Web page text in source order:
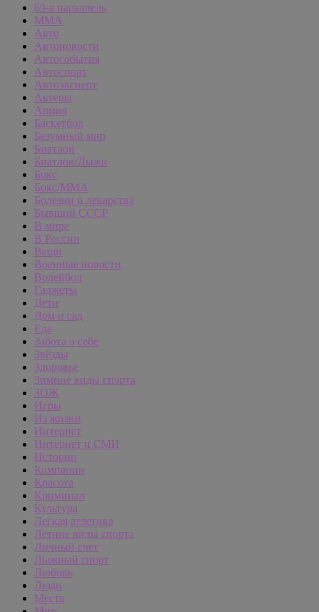
69-я параллель
MMA
Авто
Автоновости
Автособытия
Автоспорт
Автоэксперт
Актеры
Армия
Баскетбол
Безумный мир
Биатлон
Биатлон/Лыжи
Бокс
Бокс/MMA
Болезни и лекарства
Бывший СССР
В мире
В России
Вещи
Военные новости
Волейбол
Гаджеты
Дети
Дом и сад
Еда
Забота о себе
Звёзды
Здоровье
Зимние виды спорта
ЗОЖ
Игры
Из жизни
Интернет
Интернет и СМИ
Истории
Компании
Красота
Криминал
Культура
Легкая атлетика
Летние виды спорта
Личный счет
Лыжный спорт
Любовь
Люди
Места